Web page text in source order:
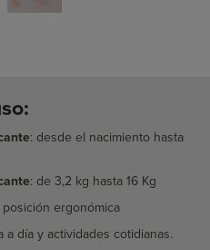
: desde el nacimiento hasta
: de 3,2 kg hasta 16 Kg
ergonómica
día y actividades cotidianas.